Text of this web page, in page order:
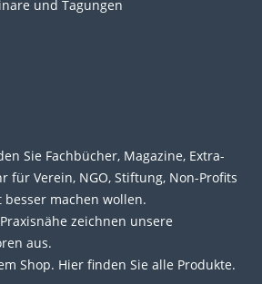
und Tagungen
Sie Fachbücher, Magazine, Extra-
für Verein, NGO, Stiftung, Non-Profits
machen wollen.
zeichnen unsere
aus.
Shop. Hier finden Sie alle Produkte.